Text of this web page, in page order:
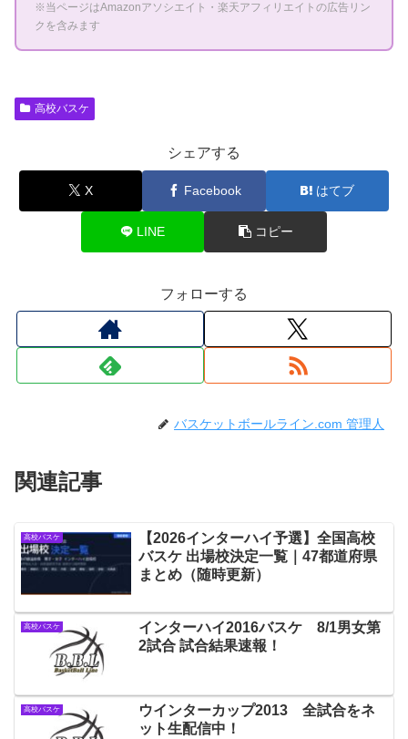
※当ページはAmazonアソシエイト・楽天アフィリエイトの広告リン
クを含みます
高校バスケ
シェアする
X Facebook はてブ
LINE コピー
フォローする
バスケットボールライン.com 管理人
関連記事
高校バスケ
【2026インターハイ予選】全国高校
バスケ 出場校決定一覧｜47都道府県
まとめ（随時更新）
高校バスケ
インターハイ2016バスケ 8/1男女第
2試合 試合結果速報！
高校バスケ
ウインターカップ2013 全試合をネ
ット生配信中！